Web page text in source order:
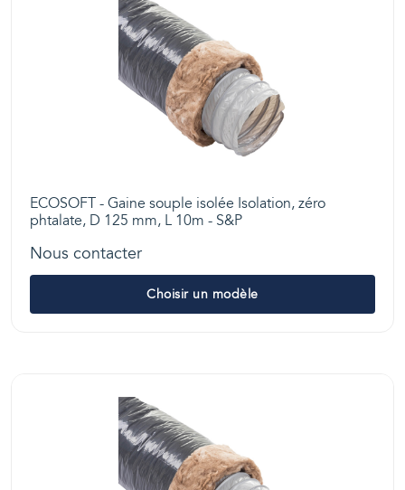
ECOSOFT - Gaine souple isolée Isolation, zéro
phtalate, D 125 mm, L 10m - S&P
Nous contacter
Choisir un modèle